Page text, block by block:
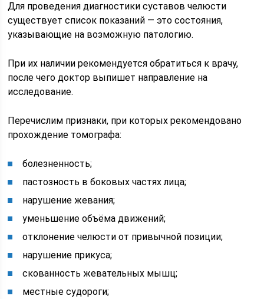
Для проведения диагностики суставов челюсти
существует список показаний — это состояния,
указывающие на возможную патологию.
При их наличии рекомендуется обратиться к врачу,
после чего доктор выпишет направление на
исследование.
Перечислим признаки, при которых рекомендовано
прохождение томографа:
болезненность;
пастозность в боковых частях лица;
нарушение жевания;
уменьшение объёма движений;
отклонение челюсти от привычной позиции;
нарушение прикуса;
скованность жевательных мышц;
местные судороги;